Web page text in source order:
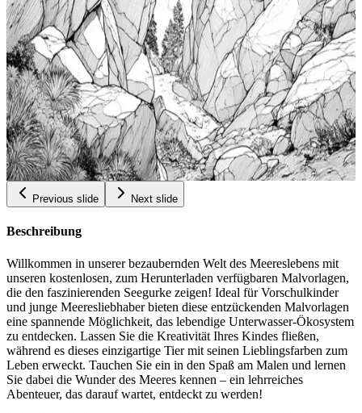
Malvorlagen Fur Erwachsene Kostenlos Zum
Ausdrucken Lebendige Totemkunst Entfalte Deinen
Inneren Kunstler Stress Relief Malbuch Abenteuer
Malvorlagen Fur Frauen Disney Weisses Totem Zum
Ausmalen
$ 0.99
Add to wishlist
Quick view
Kuhne Felsblocke Kletterkunstseiten Kostenlose
Ausmalbilder Fur Erwachsene Entspannungs
Malbuch Abenteuer Malvorlagen Fur Jugendliche
Kletter Malbilder
$ 0.99
Previous slide Next slide
Beschreibung
Willkommen in unserer bezaubernden Welt des Meereslebens mit
unseren kostenlosen, zum Herunterladen verfügbaren Malvorlagen,
die den faszinierenden Seegurke zeigen! Ideal für Vorschulkinder
und junge Meeresliebhaber bieten diese entzückenden Malvorlagen
eine spannende Möglichkeit, das lebendige Unterwasser-Ökosystem
zu entdecken. Lassen Sie die Kreativität Ihres Kindes fließen,
während es dieses einzigartige Tier mit seinen Lieblingsfarben zum
Leben erweckt. Tauchen Sie ein in den Spaß am Malen und lernen
Sie dabei die Wunder des Meeres kennen – ein lehrreiches
Abenteuer, das darauf wartet, entdeckt zu werden!